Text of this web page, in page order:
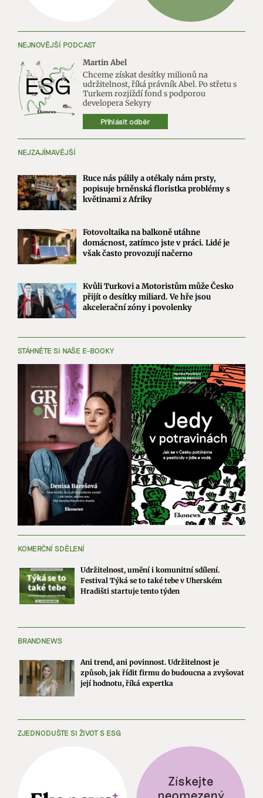
NEJNOVĚJŠÍ PODCAST
Martin Abel
Chceme získat desítky milionů na
udržitelnost, říká právník Abel. Po střetu s
Turkem rozjíždí fond s podporou
developera Sekyry
Přihlásit odběr
NEJZAJÍMAVĚJŠÍ
Ruce nás pálily a otékaly nám prsty,
popisuje brněnská floristka problémy s
květinami z Afriky
Fotovoltaika na balkoně utáhne
domácnost, zatímco jste v práci. Lidé je
však často provozují načerno
Kvůli Turkovi a Motoristům může Česko
přijít o desítky miliard. Ve hře jsou
akcelerační zóny i povolenky
STÁHNĚTE SI NAŠE E-BOOKY
KOMERČNÍ SDĚLENÍ
Udržitelnost, umění i komunitní sdílení.
Festival Týká se to také tebe v Uherském
Hradišti startuje tento týden
BRANDNEWS
Ani trend, ani povinnost. Udržitelnost je
způsob, jak řídit firmu do budoucna a zvyšovat
její hodnotu, říká expertka
ZJEDNODUŠTE SI ŽIVOT S ESG